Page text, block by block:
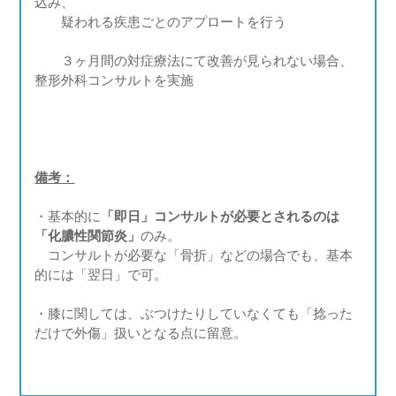
疑われる疾患ごとのアプロートを行う
３ヶ月間の対症療法にて改善が見られない場合、
整形外科コンサルトを実施
備考：
・基本的に
「即日」コンサルトが必要とされるのは
「化膿性関節炎」のみ。
コンサルトが必要な「骨折」などの場合でも、基本
的には「翌日」で可。
・膝に関しては、ぶつけたりしていなくても「捻った
だけで外傷」扱いとなる点に留意。